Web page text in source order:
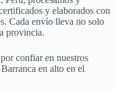
y elaborados con
Cada envío lleva no solo
provincia.
confiar en nuestros
en alto en el